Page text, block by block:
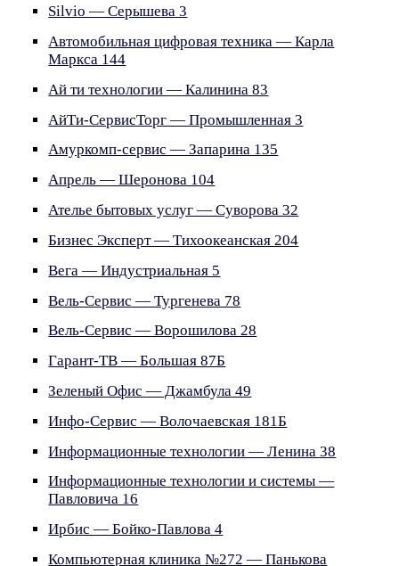
Silvio — Серышева 3
Автомобильная цифровая техника — Карла
Маркса 144
Ай ти технологии — Калинина 83
АйТи-СервисТорг — Промышленная 3
Амуркомп-сервис — Запарина 135
Апрель — Шеронова 104
Ателье бытовых услуг — Суворова 32
Бизнес Эксперт — Тихоокеанская 204
Вега — Индустриальная 5
Вель-Сервис — Тургенева 78
Вель-Сервис — Ворошилова 28
Гарант-ТВ — Большая 87Б
Зеленый Офис — Джамбула 49
Инфо-Сервис — Волочаевская 181Б
Информационные технологии — Ленина 38
Информационные технологии и системы —
Павловича 16
Ирбис — Бойко-Павлова 4
Компьютерная клиника №272 — Панькова